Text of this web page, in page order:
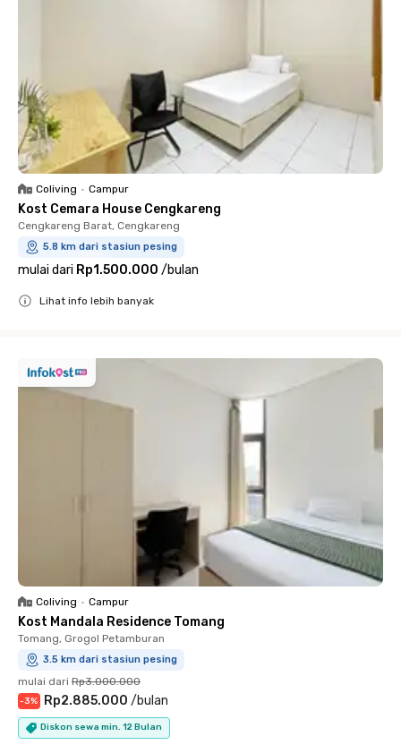
Coliving • Campur
Kost Cemara House Cengkareng
Cengkareng Barat, Cengkareng
5.8 km dari stasiun pesing
mulai dari Rp1.500.000 /bulan
Lihat info lebih banyak
Coliving • Campur
Kost Mandala Residence Tomang
Tomang, Grogol Petamburan
3.5 km dari stasiun pesing
mulai dari Rp3.000.000
-3% Rp2.885.000 /bulan
Diskon sewa min. 12 Bulan